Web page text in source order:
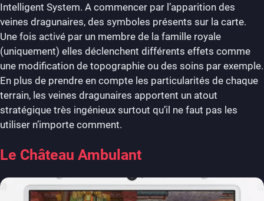
Intelligent System. A commencer par l’apparition des
veines dragunaires, des symboles présents sur la carte.
Une fois activé par un membre de la famille royale
(uniquement) elles déclenchent différents effets comme
une modification de topographie ou des soins par exemple.
En plus de prendre en compte les particularités de chaque
terrain, les veines dragunaires apportent un atout
stratégique très ingénieux surtout qu’il ne faut pas les
utiliser n’importe comment.
Le Château Ambulant